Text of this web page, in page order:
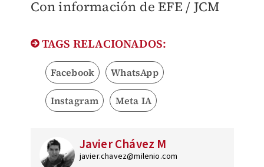
Con información de EFE / JCM
TAGS RELACIONADOS:
Facebook WhatsApp
Instagram Meta IA
Javier Chávez M
javier.chavez@milenio.com